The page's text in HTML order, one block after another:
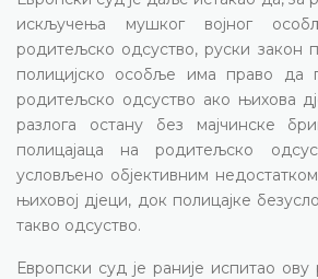
искључења мушког војног
родитељско одсуство, руски закон
полицијско особље има право да
родитељско одсуство ако њихова
разлога остану без мајчинске
полицајаца на родитељско
условљено објективним
њиховој дјеци, док полицајке
такво одсуство.
Европски суд је раније испитао ову